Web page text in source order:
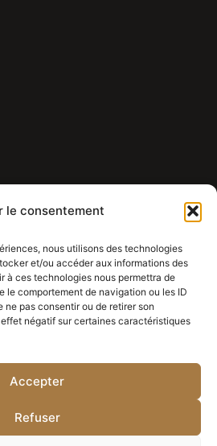
le consentement
nous utilisons des technologies
et/ou accéder aux informations des
à ces technologies nous permettra de
le comportement de navigation ou les ID
ne pas consentir ou de retirer son
négatif sur certaines caractéristiques
Accepter
Refuser
document 2Juridisch document 3
rechten voorbehouden.
door